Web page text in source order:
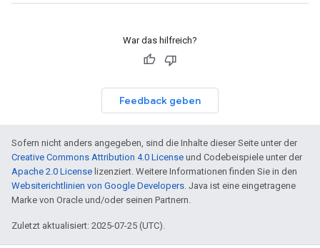
War das hilfreich?
Feedback geben
Sofern nicht anders angegeben, sind die Inhalte dieser Seite unter der
Creative Commons Attribution 4.0 License und Codebeispiele unter der
Apache 2.0 License lizenziert. Weitere Informationen finden Sie in den
Websiterichtlinien von Google Developers. Java ist eine eingetragene
Marke von Oracle und/oder seinen Partnern.
Zuletzt aktualisiert: 2025-07-25 (UTC).